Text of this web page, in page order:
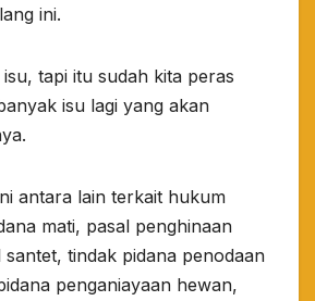
ini.
isu, tapi itu sudah kita peras
isu lagi yang akan
antara lain terkait hukum
mati, pasal penghinaan
santet, tindak pidana penodaan
penganiayaan hewan,